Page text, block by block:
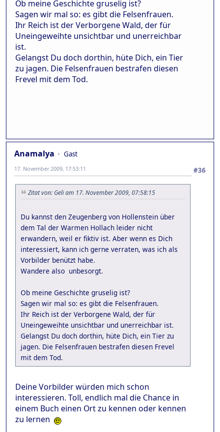
Ob meine Geschichte gruselig ist?
Sagen wir mal so: es gibt die Felsenfrauen.
Ihr Reich ist der Verborgene Wald, der für
Uneingeweihte unsichtbar und unerreichbar
ist.
Gelangst Du doch dorthin, hüte Dich, ein Tier
zu jagen. Die Felsenfrauen bestrafen diesen
Frevel mit dem Tod.
Anamalya
Gast
#36
17. November 2009, 17:53:11
Zitat von: Geli am 17. November 2009, 07:58:15
Du kannst den Zeugenberg von Hollenstein über
dem Tal der Warmen Hollach leider nicht
erwandern, weil er fiktiv ist. Aber wenn es Dich
interessiert, kann ich gerne verraten, was ich als
Vorbilder benützt habe.
Wandere also unbesorgt.
Ob meine Geschichte gruselig ist?
Sagen wir mal so: es gibt die Felsenfrauen.
Ihr Reich ist der Verborgene Wald, der für
Uneingeweihte unsichtbar und unerreichbar ist.
Gelangst Du doch dorthin, hüte Dich, ein Tier zu
jagen. Die Felsenfrauen bestrafen diesen Frevel
mit dem Tod.
Deine Vorbilder würden mich schon
interessieren. Toll, endlich mal die Chance in
einem Buch einen Ort zu kennen oder kennen
zu lernen